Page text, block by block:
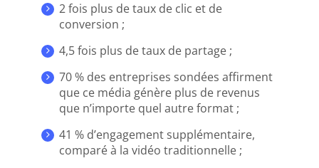
2 fois plus de taux de clic et de
conversion ;
4,5 fois plus de taux de partage ;
70 % des entreprises sondées affirment
que ce média génère plus de revenus
que n’importe quel autre format ;
41 % d’engagement supplémentaire,
comparé à la vidéo traditionnelle ;